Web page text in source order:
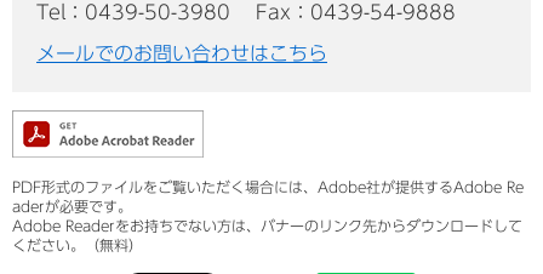
Tel：0439-50-3980
Fax：0439-54-9888
メールでのお問い合わせはこちら
PDF形式のファイルをご覧いただく場合には、Adobe社が提供するAdobe Re
aderが必要です。
Adobe Readerをお持ちでない方は、バナーのリンク先からダウンロードして
ください。（無料）